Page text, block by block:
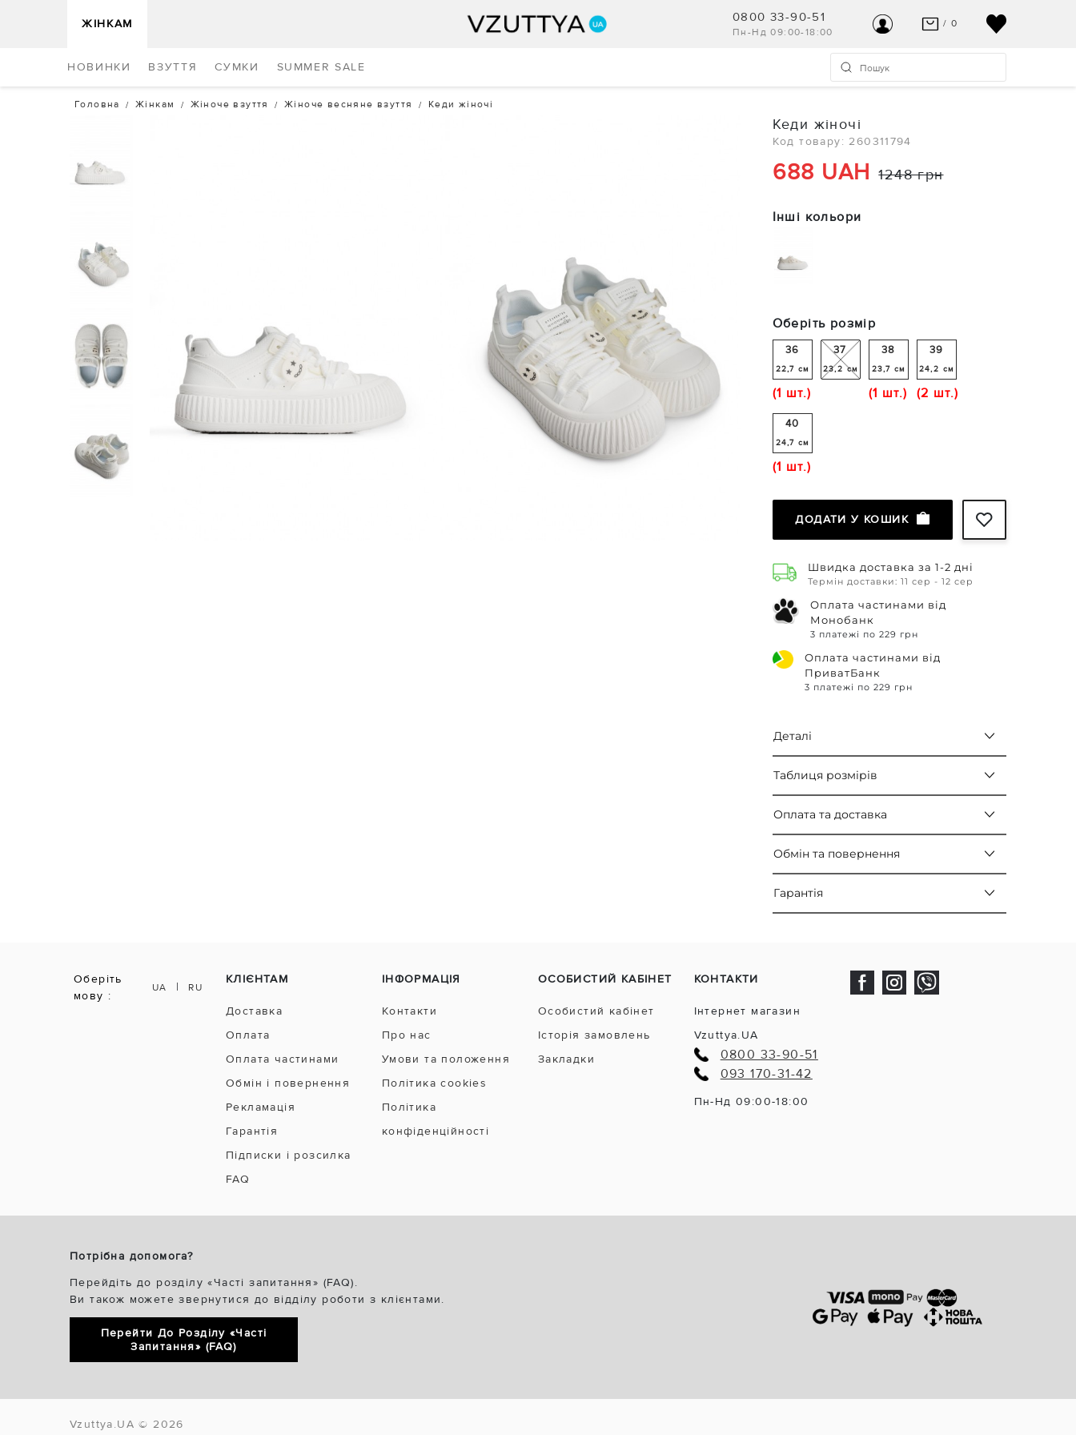
ЖІНКАМ 0800 33-90-51
Пн-Нд 09:00-18:00
/ 0
ВАШ КОШИК ПУСТИЙ
ПЕРЕГЛЯНУТИ
НОВИНКИ ВЗУТТЯ СУМКИ SUMMER SALE
Головна Жінкам Жіноче взуття Жіноче весняне взуття Кеди жіночі
Кеди жіночі
Код товару: 260311794
688 UAH 1248 грн
Інші кольори
Оберіть розмір
36
22,7 см
(1 шт.)
37
23,2 см
38
23,7 см
(1 шт.)
39
24,2 см
(2 шт.)
40
24,7 см
(1 шт.)
ДОДАТИ У КОШИК
Швидка доставка за 1-2 дні
Термін доставки: 11 сер - 12 сер
Оплата частинами від
Монобанк
3 платежі по 229 грн
Оплата частинами від
ПриватБанк
3 платежі по 229 грн
Деталі
Таблиця розмірів
Оплата та доставка
Обмін та повернення
Гарантія
Оберіть
мову :
UA | RU
КЛІЄНТАМ
Доставка
Оплата
Оплата частинами
Обмін і повернення
Рекламація
Гарантія
Підписки і розсилка
FAQ
ІНФОРМАЦІЯ
Контакти
Про нас
Умови та положення
Політика cookies
Політика
конфіденційності
ОСОБИСТИЙ КАБІНЕТ
Особистий кабінет
Історія замовлень
Закладки
КОНТАКТИ
Інтернет магазин
Vzuttya.UA
0800 33-90-51
093 170-31-42
Пн-Нд 09:00-18:00
Потрібна допомога?
Перейдіть до розділу «Часті запитання» (FAQ).
Ви також можете звернутися до відділу роботи з клієнтами.
Перейти До Розділу «Часті
Запитання» (FAQ)
Vzuttya.UA © 2026